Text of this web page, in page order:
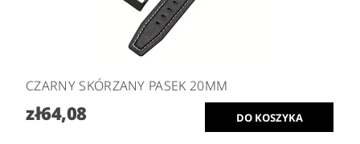
CZARNY SKÓRZANY PASEK 20MM
zł64,08